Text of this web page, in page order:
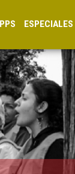
ESPECIALES